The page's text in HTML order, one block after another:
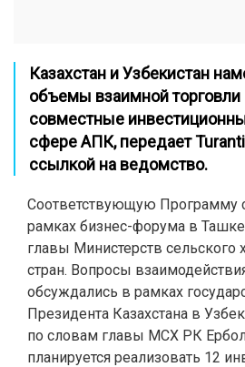
Казахстан и Узбекистан
объемы взаимной торговли
совместные
сфере АПК, передает
ссылкой на ведомство.
Соответствующую Программу
рамках бизнес-форума в
главы Министерств сельского
стран. Вопросы
обсуждались в рамках
Президента Казахстана в
по словам главы МСХ РК
планируется реализовать 12